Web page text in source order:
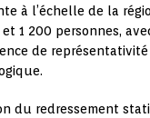
à l’échelle de la
1 200 personnes,
de
du redressement